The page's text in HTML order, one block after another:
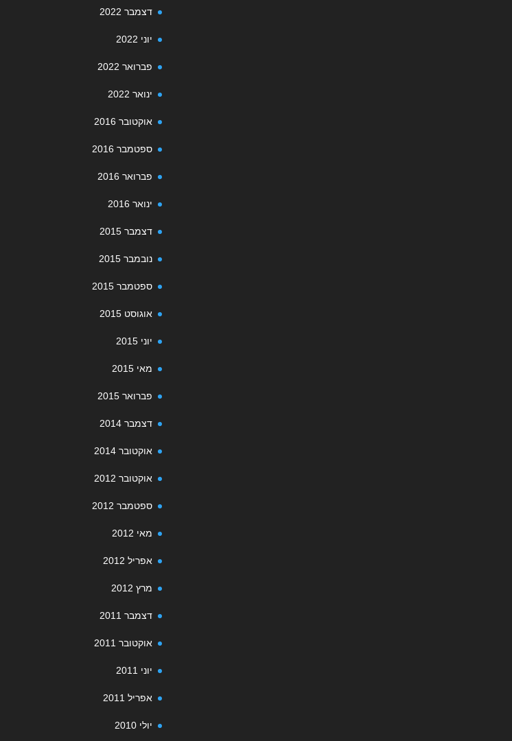
דצמבר 2022
יוני 2022
פברואר 2022
ינואר 2022
אוקטובר 2016
ספטמבר 2016
פברואר 2016
ינואר 2016
דצמבר 2015
נובמבר 2015
ספטמבר 2015
אוגוסט 2015
יוני 2015
מאי 2015
פברואר 2015
דצמבר 2014
אוקטובר 2014
אוקטובר 2012
ספטמבר 2012
מאי 2012
אפריל 2012
מרץ 2012
דצמבר 2011
אוקטובר 2011
יוני 2011
אפריל 2011
יולי 2010